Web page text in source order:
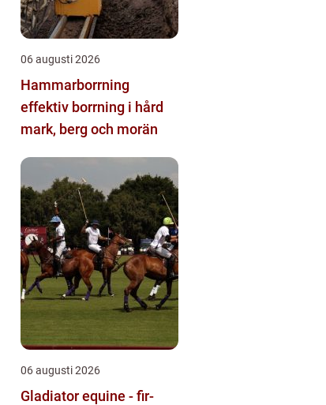
06 augusti 2026
Hammarborrning
effektiv borrning i hård
mark, berg och morän
06 augusti 2026
Gladiator equine - fir-